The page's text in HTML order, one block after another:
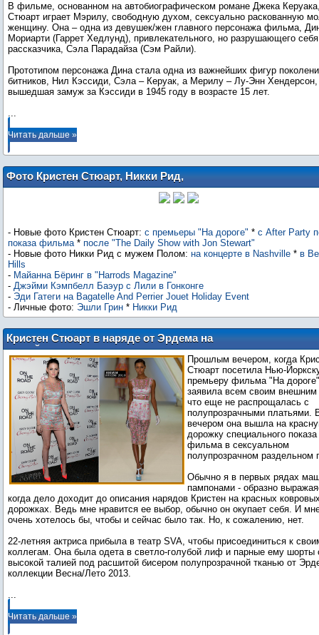
В фильме, основанном на автобиографическом романе Джека
Стюарт играет Мэрилу, свободную духом, сексуально раскованную
женщину. Она – одна из девушек/жен главного персонажа фильма,
Мориарти (Гаррет Хедлунд), привлекательного, но разрушающего
рассказчика, Сэла Парадайза (Сэм Райли).
Прототипом персонажа Дина стала одна из важнейших фигур
битников, Нил Кэссиди, Сэла – Керуак, а Мерилу – Лу-Энн Хендерсон,
...
Читать дальше »
Фото Кристен Стюарт, Никки Рид,
Майанны Бёринг, Джэйми Кэмпбелл
Баэура, Эди Гатеги и Эшли Грин
- Новые фото Кристен Стюарт: с премьеры "На дороге" * с After Party
показа фильма* после "The Daily Show with Jon Stewart"
- Новые фото Никки Рид с мужем Полом: на концерте в Nashville * в
Hills
- Майанна Бёринг в "Harrods Magazine"
- Джэйми Кэмпбелл Баэур с Лили в Гонконге
- Эди Гатеги на Bagatelle And Perrier Jouet Holiday Event
- Личные фото: Эшли Грин * Никки Рид
Кристен Стюарт в наряде от Эрдема на
Нью-Йоркской премьере фильма "На
дороге"
Прошлым вечером, когда
Стюарт посетила Нью-
премьеру фильма "На
заявила всем своим
что еще не распрощалась с
полупрозрачными платьями.
вечером она вышла на
дорожку специального показа
фильма в сексуальном
полупрозрачном раздельном
Обычно я в первых рядах
пампонами - образно
когда дело доходит до описания нарядов Кристен на красных
дорожках. Ведь мне нравится ее выбор, обычно он окупает себя. И
очень хотелось бы, чтобы и сейчас было так. Но, к сожалению, нет.
22-летняя актриса прибыла в театр SVA, чтобы присоединиться к
коллегам. Она была одета в светло-голубой лиф и парные ему шорты
высокой талией под расшитой бисером полупрозрачной тканью от
...
Читать дальше »